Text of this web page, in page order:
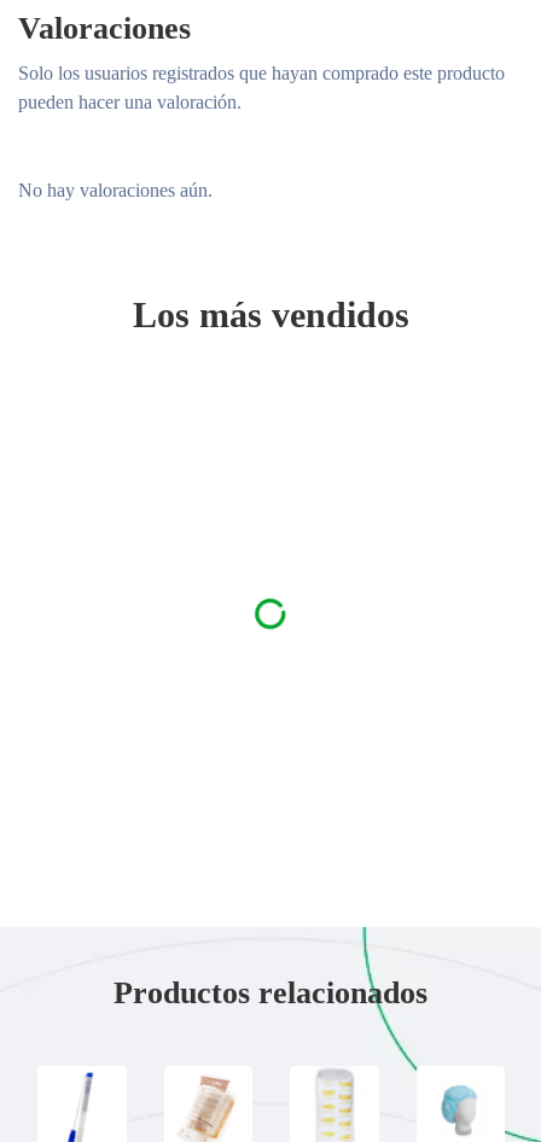
Valoraciones
No hay valoraciones aún.
Solo los usuarios registrados que hayan comprado este producto
pueden hacer una valoración.
Los más vendidos
Productos relacionados